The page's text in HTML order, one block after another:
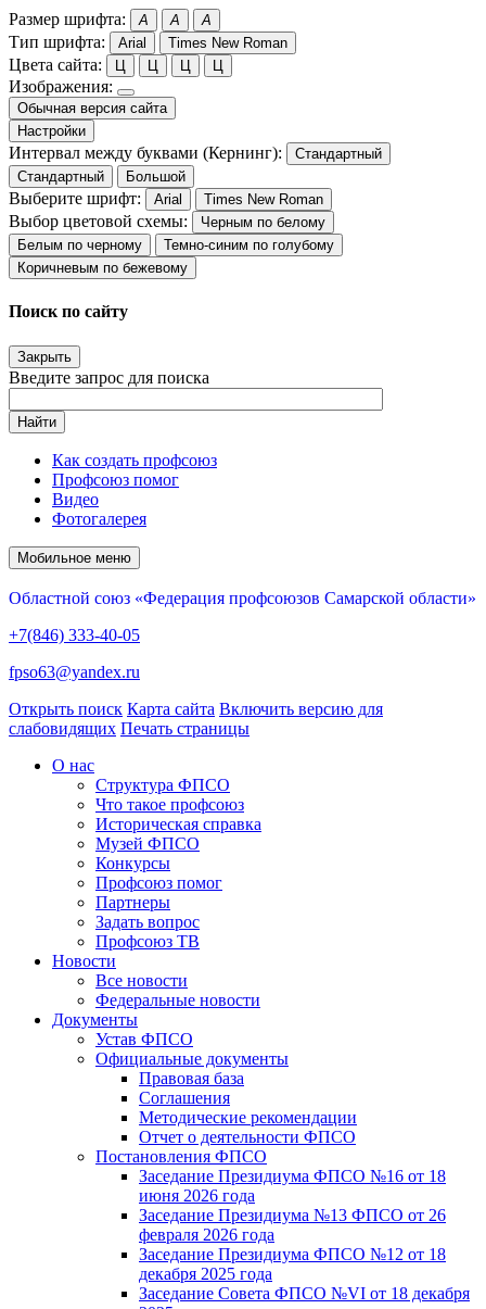
Размер шрифта: A A A
Тип шрифта: Arial Times New Roman
Цвета сайта: Ц Ц Ц Ц
Изображения:
Обычная версия сайта
Настройки
Интервал между буквами (Кернинг):
Стандартный
Стандартный
Большой
Выберите шрифт: Arial Times New Roman
Выбор цветовой схемы:
Черным по белому
Белым по черному
Темно-синим по голубому
Коричневым по бежевому
Поиск по сайту
Закрыть
Введите запрос для поиска
Найти
Как создать профсоюз
Профсоюз помог
Видео
Фотогалерея
Мобильное меню
Областной союз «Федерация профсоюзов Самарской области»
+7(846) 333-40-05
fpso63@yandex.ru
Открыть поиск Карта сайта Включить версию для
слабовидящих Печать страницы
О нас
Структура ФПСО
Что такое профсоюз
Историческая справка
Музей ФПСО
Конкурсы
Профсоюз помог
Партнеры
Задать вопрос
Профсоюз ТВ
Новости
Все новости
Федеральные новости
Документы
Устав ФПСО
Официальные документы
Правовая база
Соглашения
Методические рекомендации
Отчет о деятельности ФПСО
Постановления ФПСО
Заседание Президиума ФПСО №16 от 18
июня 2026 года
Заседание Президиума №13 ФПСО от 26
февраля 2026 года
Заседание Президиума ФПСО №12 от 18
декабря 2025 года
Заседание Совета ФПСО №VI от 18 декабря